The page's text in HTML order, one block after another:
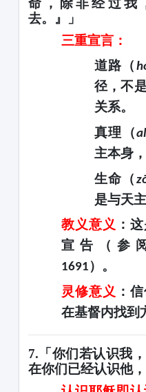
命，除非经过我
去。』」
三重宣言：
道路（
径，不
关系。
真理（
主本身
生命（
是与天
教义意义 ：
宣告（参
1691 ）。
灵修意义 ：
在基督内找到
7.「你们若认识我
在你们已经认识他